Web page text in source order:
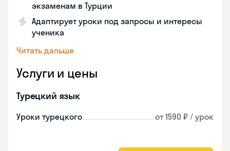
экзаменам в Турции
Адаптирует уроки под запросы и интересы
ученика
Читать дальше
Услуги и цены
Турецкий язык
Уроки турецкого от 1590 ₽ / урок